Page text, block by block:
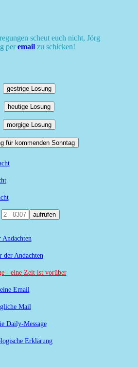
scheut euch nicht, Jörg
peremailzu schicken!
gestrige Losung
heutige Losung
morgige Losung
für kommenden Sonntag
aufrufen
Andachten
der Andachten
- eine Zeit ist vorüber
Email
Mail
Daily-Message
Erklärung